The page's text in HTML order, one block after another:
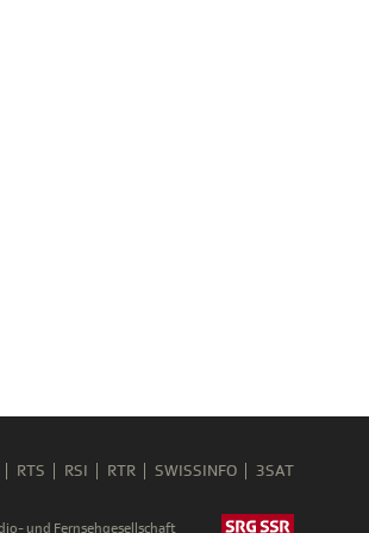
RTS RSI RTR SWISSINFO 3SAT
und Fernsehgesellschaft